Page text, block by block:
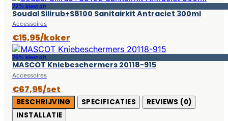
72% kiest dit
Soudal Silirub+S8100 Sanitairkit Antraciet 300ml
Accessoires
€15,95/koker
76% kiest dit
MASCOT Kniebeschermers 20118-915
Accessoires
€67,95/set
BESCHRIJVING SPECIFICATIES
REVIEWS (0)
INSTALLATIE